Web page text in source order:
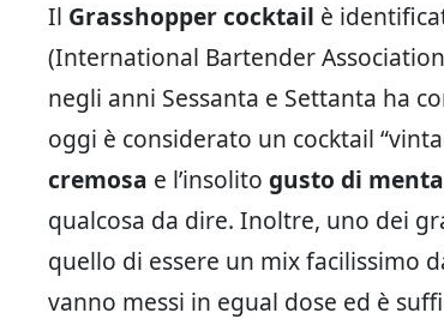
Il Grasshopper cocktail è
(International Bartender
negli anni Sessanta e Settanta ha
oggi è considerato un cocktail
cremosa e l’insolito gusto di menta
qualcosa da dire. Inoltre, uno dei
quello di essere un mix facilissimo
vanno messi in egual dose ed è